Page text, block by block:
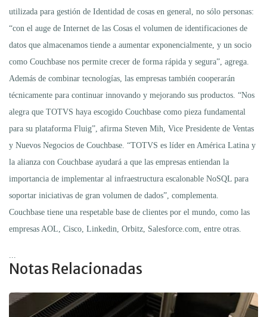
utilizada para gestión de Identidad de cosas en general, no sólo personas:
“con el auge de Internet de las Cosas el volumen de identificaciones de
datos que almacenamos tiende a aumentar exponencialmente, y un socio
como Couchbase nos permite crecer de forma rápida y segura”, agrega.
Además de combinar tecnologías, las empresas también cooperarán
técnicamente para continuar innovando y mejorando sus productos. “Nos
alegra que TOTVS haya escogido Couchbase como pieza fundamental
para su plataforma Fluig”, afirma Steven Mih, Vice Presidente de Ventas
y Nuevos Negocios de Couchbase. “TOTVS es líder en América Latina y
la alianza con Couchbase ayudará a que las empresas entiendan la
importancia de implementar al infraestructura escalonable NoSQL para
soportar iniciativas de gran volumen de dados”, complementa.
Couchbase tiene una respetable base de clientes por el mundo, como las
empresas AOL, Cisco, Linkedin, Orbitz, Salesforce.com, entre otras.
Notas Relacionadas